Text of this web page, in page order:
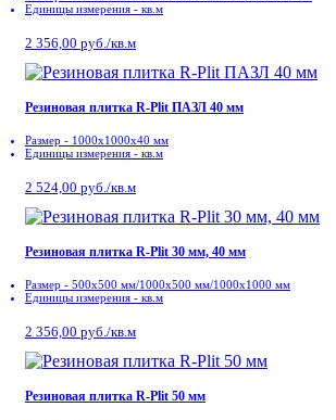
Единицы измерения - кв.м
2 356,00 руб./кв.м
Резиновая плитка R-Plit ПАЗЛ 40 мм
Размер - 1000х1000х40 мм
Единицы измерения - кв.м
2 524,00 руб./кв.м
Резиновая плитка R-Plit 30 мм, 40 мм
Размер - 500x500 мм/1000х500 мм/1000х1000 мм
Единицы измерения - кв.м
2 356,00 руб./кв.м
Резиновая плитка R-Plit 50 мм